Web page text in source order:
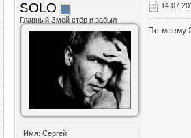
SOLO
Главный Змей стёр и забыл
Имя: Сергей
По-моему